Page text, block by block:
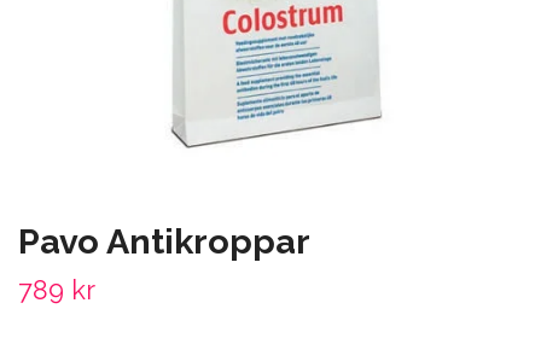
Pavo Antikroppar
789 kr